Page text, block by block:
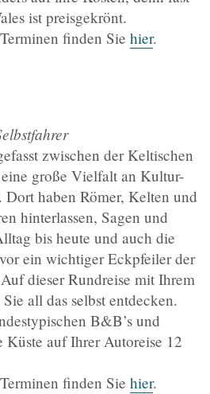
ist preisgekrönt.
finden Sie hier.
zwischen der Keltischen
große Vielfalt an Kultur-
Dort haben Römer, Kelten und
hinterlassen, Sagen und
bis heute und auch die
ein wichtiger Eckpfeiler der
dieser Rundreise mit Ihrem
all das selbst entdecken.
B&B’s und
Küste auf Ihrer Autoreise 12
finden Sie hier.